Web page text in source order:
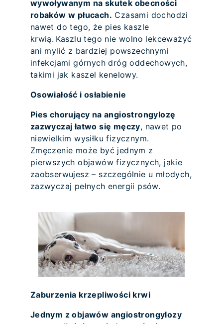
wywoływanym na skutek obecności
robaków w płucach. Czasami dochodzi
nawet do tego, że pies kaszle
krwią. Kaszlu tego nie wolno lekceważyć
ani mylić z bardziej powszechnymi
infekcjami górnych dróg oddechowych,
takimi jak kaszel kenelowy.
Osowiałość i osłabienie
Pies chorujący na angiostrongylozę
zazwyczaj łatwo się męczy, nawet po
niewielkim wysiłku fizycznym.
Zmęczenie może być jednym z
pierwszych objawów fizycznych, jakie
zaobserwujesz – szczególnie u młodych,
zazwyczaj pełnych energii psów.
Zaburzenia krzepliwości krwi
Jednym z objawów angiostrongylozy